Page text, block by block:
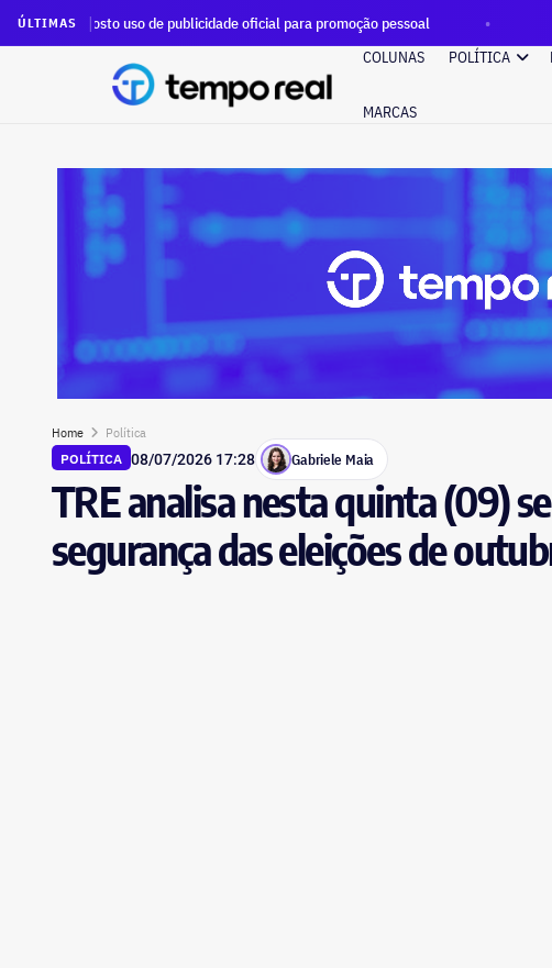
ÚLTIMAS
de publicidade oficial para promoção pessoal Deputado federal
COLUNAS
POLÍTICA
MARCAS
Home
Política
POLÍTICA 08/07/2026 17:28 Gabriele Maia
TRE analisa nesta quinta (09)
segurança das eleições de